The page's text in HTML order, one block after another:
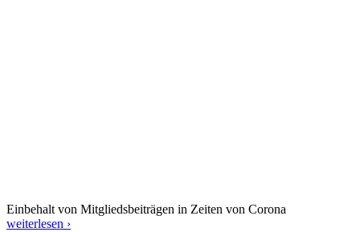
Einbehalt von Mitgliedsbeiträgen in Zeiten von Corona
weiterlesen ›